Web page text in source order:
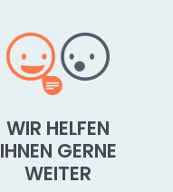
WIR HELFEN
IHNEN GERNE
WEITER